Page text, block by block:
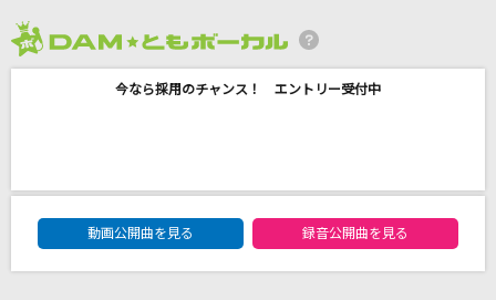
SEKAI NO OWARI(世界の終わり)
ラブ・ドラマティック feat. 伊原六花
今なら採用のチャンス！ エントリー受付中
DAM★ともボーカルエントリーランキング
動画公開曲を見る
録音公開曲を見る